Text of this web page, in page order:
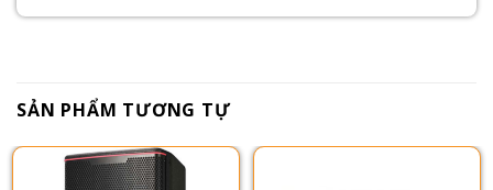
SẢN PHẨM TƯƠNG TỰ